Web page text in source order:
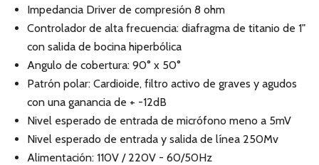
Impedancia Driver de compresión 8 ohm
Controlador de alta frecuencia: diafragma de titanio de 1"
con salida de bocina hiperbólica
Angulo de cobertura: 90° x 50°
Patrón polar: Cardioide, filtro activo de graves y agudos
con una ganancia de + -12dB
Nivel esperado de entrada de micrófono meno a 5mV
Nivel esperado de entrada y salida de línea 250Mv
Alimentación: 110V / 220V - 60/50Hz